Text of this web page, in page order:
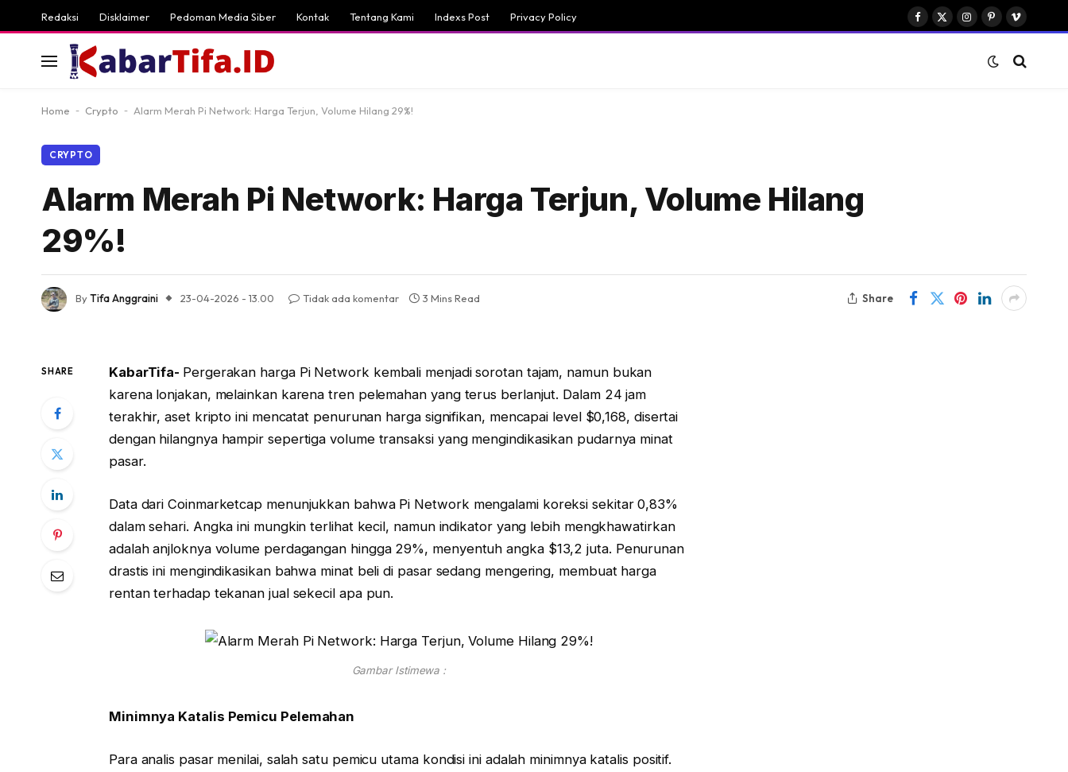
Redaksi Disklaimer Pedoman Media Siber Kontak Tentang Kami Indexs Post Privacy Policy
Facebook
X
Instagram
PinterestVimeo
Home - Crypto - Alarm Merah Pi Network: Harga Terjun, Volume Hilang 29%!
CRYPTO
Alarm Merah Pi Network: Harga Terjun, Volume Hilang
29%!
ByTifa Anggraini 23-04-2026 - 13.00 Tidak ada komentar 3 Mins Read Share
SHARE KabarTifa- Pergerakan harga Pi Network kembali menjadi sorotan tajam, namun bukan
karena lonjakan, melainkan karena tren pelemahan yang terus berlanjut. Dalam 24 jam
terakhir, aset kripto ini mencatat penurunan harga signifikan, mencapai level $0,168, disertai
dengan hilangnya hampir sepertiga volume transaksi yang mengindikasikan pudarnya minat
pasar.
Data dari Coinmarketcap menunjukkan bahwa Pi Network mengalami koreksi sekitar 0,83%
dalam sehari. Angka ini mungkin terlihat kecil, namun indikator yang lebih mengkhawatirkan
adalah anjloknya volume perdagangan hingga 29%, menyentuh angka $13,2 juta. Penurunan
drastis ini mengindikasikan bahwa minat beli di pasar sedang mengering, membuat harga
rentan terhadap tekanan jual sekecil apa pun.
Gambar Istimewa :
Minimnya Katalis Pemicu Pelemahan
Para analis pasar menilai, salah satu pemicu utama kondisi ini adalah minimnya katalis positif.